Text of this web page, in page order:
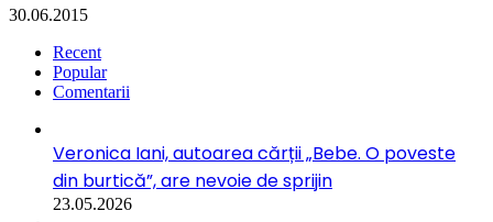
30.06.2015
Recent
Popular
Comentarii
Veronica Iani, autoarea cărții „Bebe. O poveste
din burtică”, are nevoie de sprijin
23.05.2026